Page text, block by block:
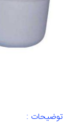
توضیحات :